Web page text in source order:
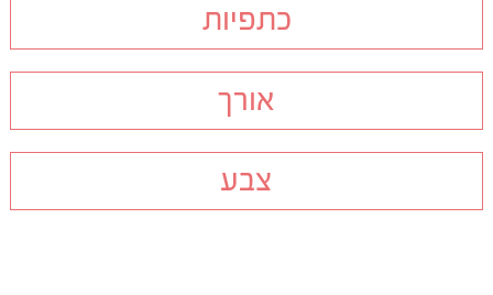
כתפיות
אורך
צבע